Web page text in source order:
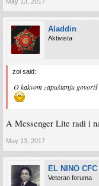
Aladdin
Aktivista
zoi said:
O kakvom zapuštanju
A Messenger Lite radi i
May 13, 2017
EL NINO CFC
Veteran foruma